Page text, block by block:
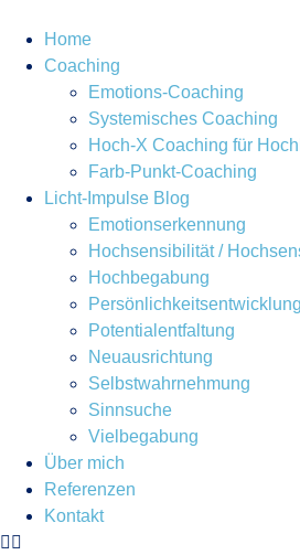
Home
Coaching
Emotions-Coaching
Systemisches Coaching
Hoch-X Coaching für
Farb-Punkt-Coaching
Licht-Impulse Blog
Emotionserkennung
Hochsensibilität /
Hochbegabung
Persönlichkeitsentwicklung
Potentialentfaltung
Neuausrichtung
Selbstwahrnehmung
Sinnsuche
Vielbegabung
Über mich
Referenzen
Kontakt